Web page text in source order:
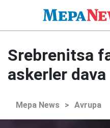
Srebrenitsa
askerler dava
Mepa News > Avrupa